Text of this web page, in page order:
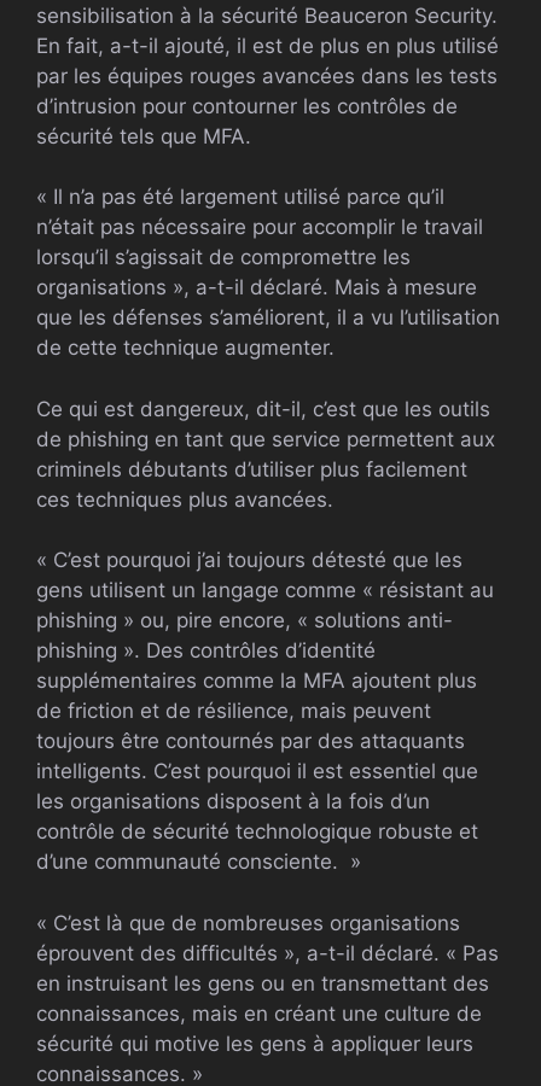
sensibilisation à la sécurité Beauceron Security.
En fait, a-t-il ajouté, il est de plus en plus utilisé
par les équipes rouges avancées dans les tests
d’intrusion pour contourner les contrôles de
sécurité tels que MFA.
« Il n’a pas été largement utilisé parce qu’il
n’était pas nécessaire pour accomplir le travail
lorsqu’il s’agissait de compromettre les
organisations », a-t-il déclaré. Mais à mesure
que les défenses s’améliorent, il a vu l’utilisation
de cette technique augmenter.
Ce qui est dangereux, dit-il, c’est que les outils
de phishing en tant que service permettent aux
criminels débutants d’utiliser plus facilement
ces techniques plus avancées.
« C’est pourquoi j’ai toujours détesté que les
gens utilisent un langage comme « résistant au
phishing » ou, pire encore, « solutions anti-
phishing ». Des contrôles d’identité
supplémentaires comme la MFA ajoutent plus
de friction et de résilience, mais peuvent
toujours être contournés par des attaquants
intelligents. C’est pourquoi il est essentiel que
les organisations disposent à la fois d’un
contrôle de sécurité technologique robuste et
d’une communauté consciente. »
« C’est là que de nombreuses organisations
éprouvent des difficultés », a-t-il déclaré. « Pas
en instruisant les gens ou en transmettant des
connaissances, mais en créant une culture de
sécurité qui motive les gens à appliquer leurs
connaissances. »